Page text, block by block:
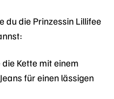
du die Prinzessin Lillifee
Kette mit einem
für einen lässigen